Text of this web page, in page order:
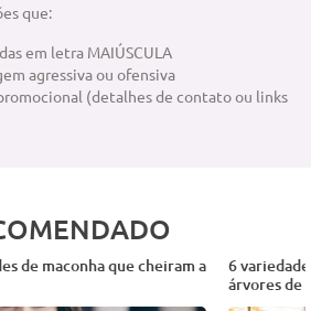
que:
em letra MAIÚSCULA
agressiva ou ofensiva
(detalhes de contato ou links
de maconha que cheiram a
6
árvores de